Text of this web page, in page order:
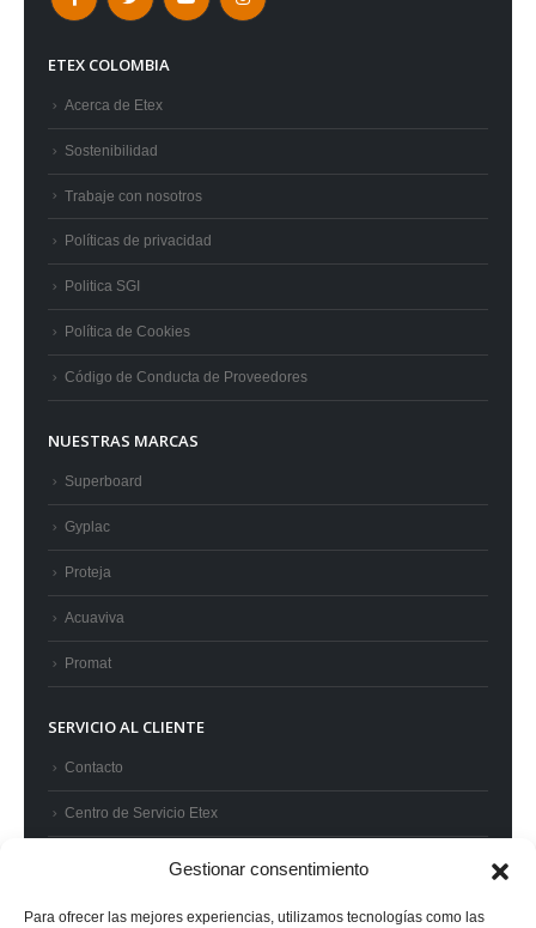
Gestionar consentimiento
Para ofrecer las mejores experiencias, utilizamos tecnologías como las
ETEX COLOMBIA
Acerca de Etex
Sostenibilidad
Trabaje con nosotros
Políticas de privacidad
Politica SGI
Política de Cookies
Código de Conducta de Proveedores
NUESTRAS MARCAS
Superboard
Gyplac
Proteja
Acuaviva
Promat
SERVICIO AL CLIENTE
Contacto
Centro de Servicio Etex